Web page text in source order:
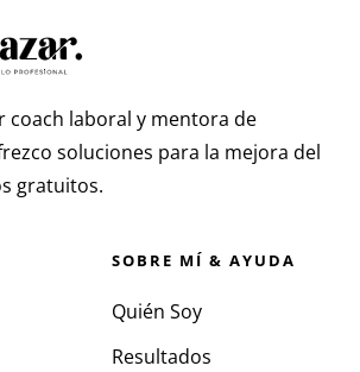
coach laboral y mentora de
soluciones para la mejora del
gratuitos.
SOBRE MÍ & AYUDA
Quién Soy
Resultados